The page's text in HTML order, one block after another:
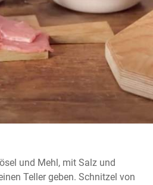
und Mehl, mit Salz und
Teller geben. Schnitzel von